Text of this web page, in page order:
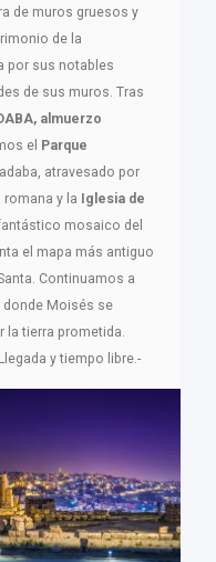
de muros gruesos y
de la
por sus notables
de sus muros. Tras
almuerzo
el Parque
atravesado por
romana y la
Iglesia de
mosaico del
el mapa más antiguo
Continuamos a
donde Moisés se
la tierra prometida.
y tiempo libre.-